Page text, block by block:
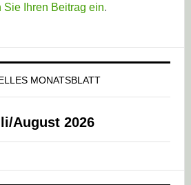
Sie Ihren Beitrag ein.
MONATSBLATT
August 2026